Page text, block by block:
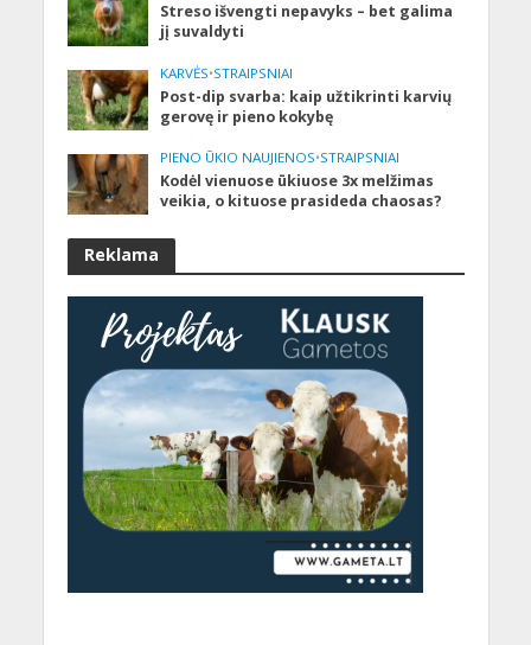
Streso išvengti nepavyks – bet galima
jį suvaldyti
KARVĖS•STRAIPSNIAI
Post-dip svarba: kaip užtikrinti karvių
gerovę ir pieno kokybę
PIENO ŪKIO NAUJIENOS•STRAIPSNIAI
Kodėl vienuose ūkiuose 3x melžimas
veikia, o kituose prasideda chaosas?
Reklama